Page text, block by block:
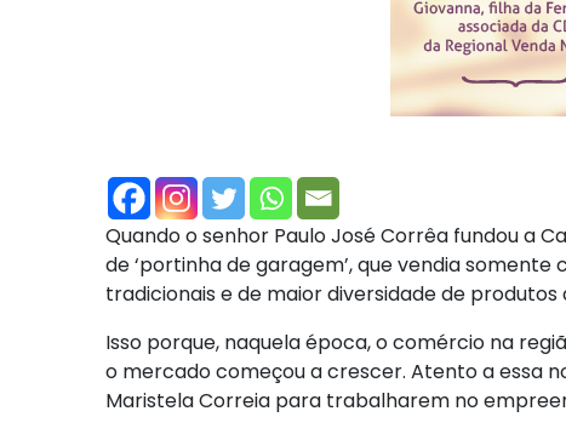
Quando o senhor Paulo José Corrêa fundou a
de ‘portinha de garagem’, que vendia
tradicionais e de maior diversidade de produtos
Isso porque, naquela época, o comércio na
o mercado começou a crescer. Atento a essa
Maristela Correia para trabalharem no